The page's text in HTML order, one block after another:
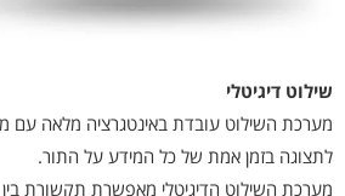
שילוט דיגיטלי
מערכת השילוט עובדת באינטגרציה מלאה עם
לתצוגה בזמן אמת של כל המידע על התור.
מערכת השילוט הדיגיטלי מאפשרת תקשורת